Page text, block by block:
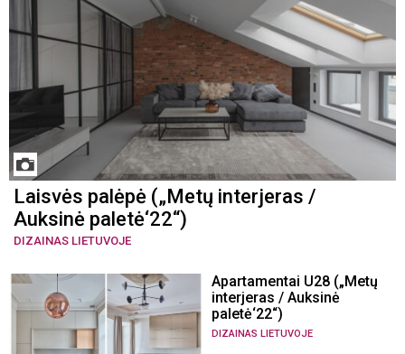
Laisvės palėpė („Metų interjeras /
Auksinė paletė‘22“)
DIZAINAS LIETUVOJE
Apartamentai U28 („Metų
interjeras / Auksinė
paletė‘22“)
DIZAINAS LIETUVOJE